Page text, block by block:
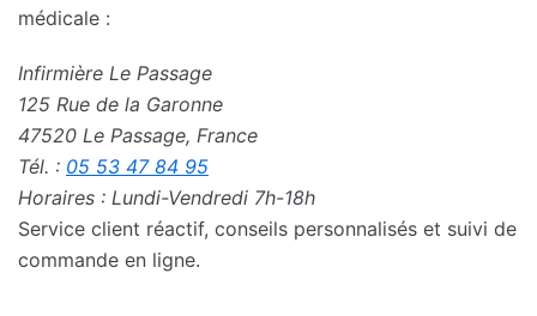
médicale :
Infirmière Le Passage
125 Rue de la Garonne
47520 Le Passage, France
Tél. : 05 53 47 84 95
Horaires : Lundi-Vendredi 7h-18h
Service client réactif, conseils personnalisés et suivi de
commande en ligne.